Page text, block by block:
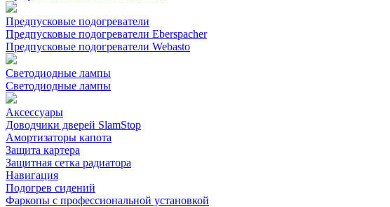
Предпусковые подогреватели
Предпусковые подогреватели Eberspacher
Предпусковые подогреватели Webasto
Светодиодные лампы
Светодиодные лампы
Аксессуары
Доводчики дверей SlamStop
Амортизаторы капота
Защита картера
Защитная сетка радиатора
Навигация
Подогрев сидений
Фаркопы с профессиональной установкой